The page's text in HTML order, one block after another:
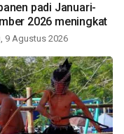
padi Januari-
2026 meningkat
9 Agustus 2026